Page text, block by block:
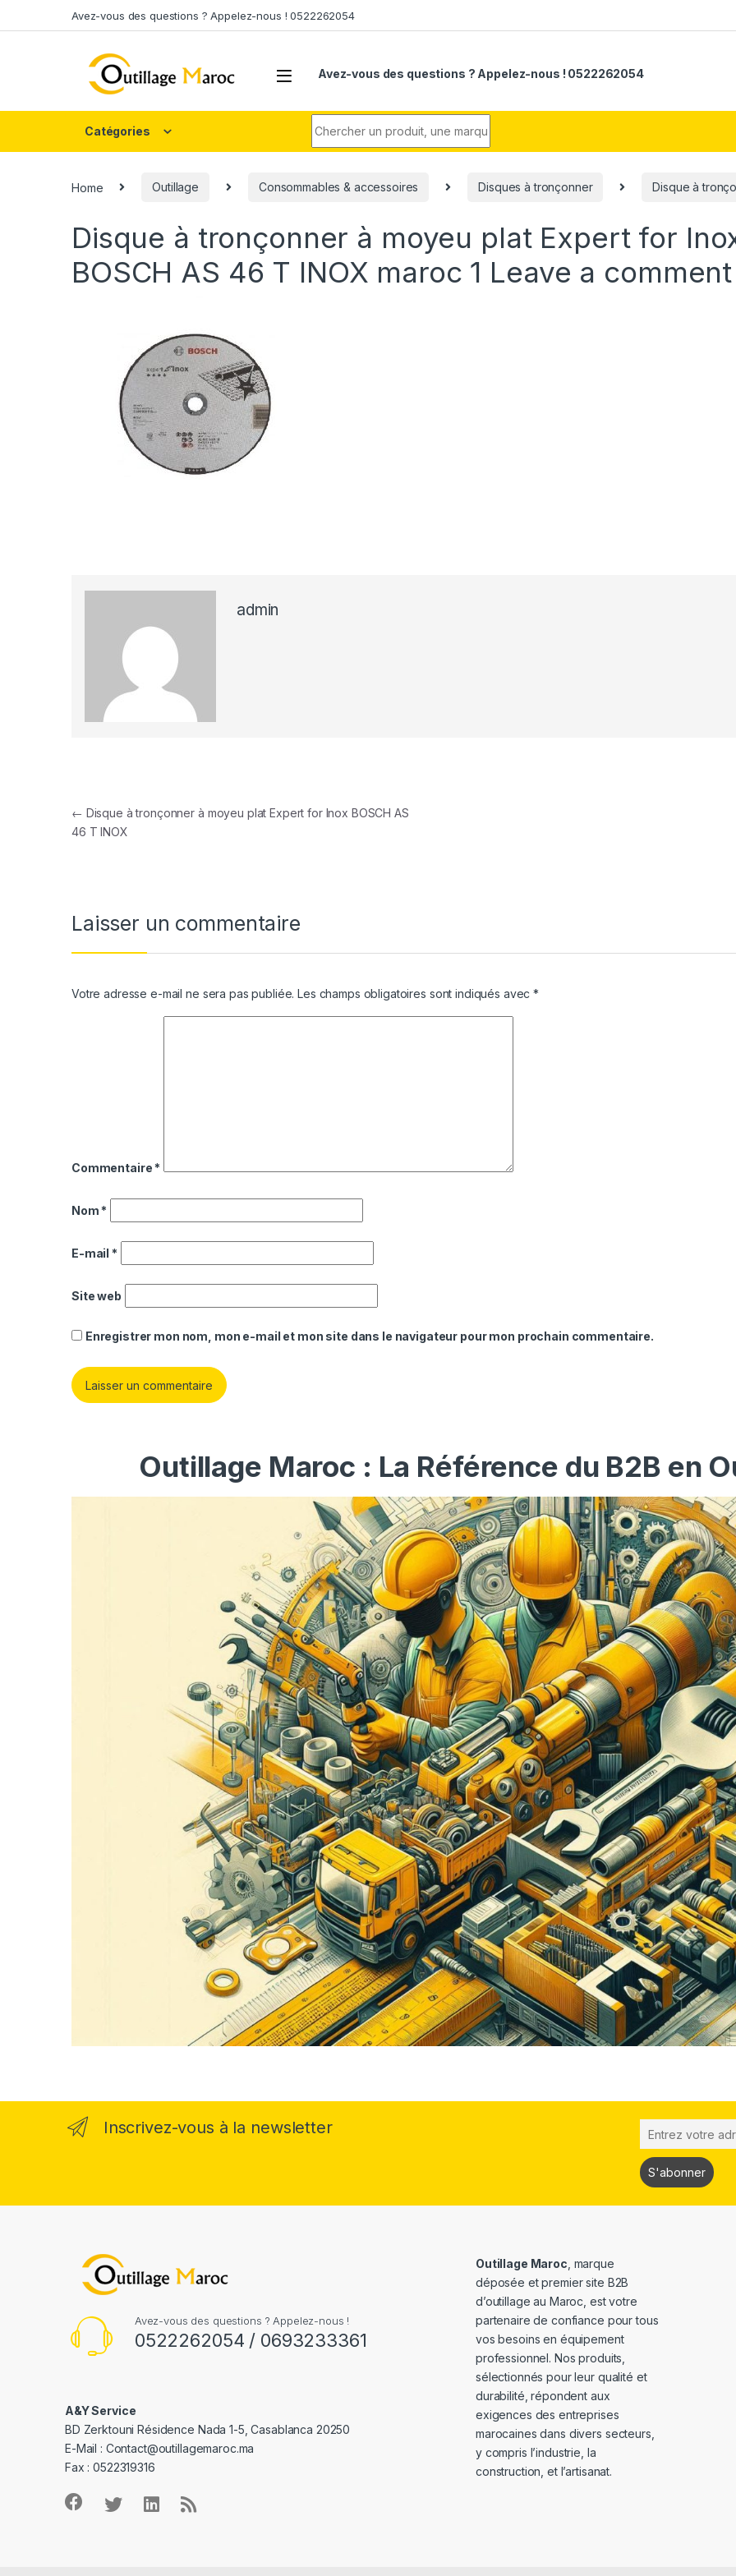
Avez-vous des questions ? Appelez-nous ! 0522262054
Avez-vous des questions ? Appelez-nous ! 0522262054
Catégories
Home Outillage Consommables & accessoires Disques à tronçonner Disque à
Disque à tronçonner à moyeu plat Expert for
BOSCH AS 46 T INOX maroc 1 Leave a comment
admin
Navigation de l’article
← Disque à tronçonner à moyeu plat Expert for Inox BOSCH AS
46 T INOX
Laisser un commentaire
Votre adresse e-mail ne sera pas publiée. Les champs obligatoires sont indiqués avec*
Commentaire *
Nom *
E-mail *
Site web
Enregistrer mon nom, mon e-mail et mon site dans le navigateur pour mon prochain commentaire.
Outillage Maroc : La Référence du B2B en
Inscrivez-vous à la newsletter
Avez-vous des questions ? Appelez-nous !
0522262054 / 0693233361
A&Y Service
BD Zerktouni Résidence Nada 1-5, Casablanca 20250
E-Mail : Contact@outillagemaroc.ma
Fax : 0522319316
Outillage Maroc, marque
déposée et premier site B2B
d’outillage au Maroc, est votre
partenaire de confiance pour tous
vos besoins en équipement
professionnel. Nos produits,
sélectionnés pour leur qualité et
durabilité, répondent aux
exigences des entreprises
marocaines dans divers secteurs,
y compris l’industrie, la
construction, et l’artisanat.